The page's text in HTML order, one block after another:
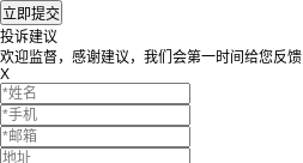
投诉建议
欢迎监督，感谢建议，我们会第一时间给您反馈
X